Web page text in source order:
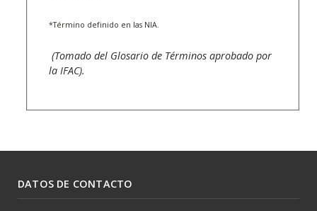
*Término definido en las NIA.
(Tomado del Glosario de Términos aprobado por
la IFAC).
DATOS DE CONTACTO